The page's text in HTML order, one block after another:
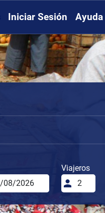
Iniciar Sesión Ayuda
Viajeros